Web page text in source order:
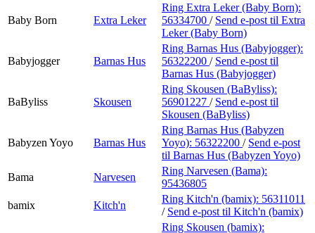
Baby Born Extra Leker
Ring Extra Leker (Baby Born):
56334700 / Send e-post til Extra
Leker (Baby Born)
Babyjogger Barnas Hus
Ring Barnas Hus (Babyjogger):
56322200 / Send e-post til
Barnas Hus (Babyjogger)
BaByliss Skousen
Ring Skousen (BaByliss):
56901227 / Send e-post til
Skousen (BaByliss)
Babyzen Yoyo Barnas Hus
Ring Barnas Hus (Babyzen
Yoyo): 56322200 / Send e-post
til Barnas Hus (Babyzen Yoyo)
Bama
Narvesen
Ring Narvesen (Bama):
95436805
bamix
Kitch'n
Ring Kitch'n (bamix): 56311011
/ Send e-post til Kitch'n (bamix)
Ring Skousen (bamix):